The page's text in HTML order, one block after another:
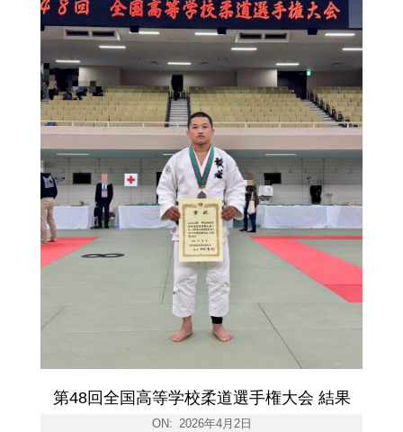
第48回全国高等学校柔道選手権大会 結果
ON: 2026年4月2日